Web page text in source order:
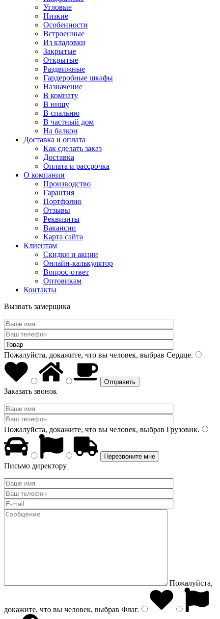
Угловые
Низкие
Особенности
Встроенные
Из кладовки
Закрытые
Открытые
Раздвижные
Гардеробные шкафы
Назначение
В комнату
В нишу
В спальню
В частный дом
На балкон
Доставка и оплата
Как сделать заказ
Доставка
Оплата и рассрочка
О компании
Производство
Гарантия
Портфолио
Отзывы
Реквизиты
Вакансии
Карта сайта
Клиентам
Скидки и акции
Онлайн-калькулятор
Вопрос-ответ
Оптовикам
Контакты
Вызвать замерщика
Пожалуйста, докажите, что вы человек, выбрав Сердце.
Заказать звонок
Пожалуйста, докажите, что вы человек, выбрав Грузовик.
Письмо директору
Пожалуйста,
докажите, что вы человек, выбрав Флаг.